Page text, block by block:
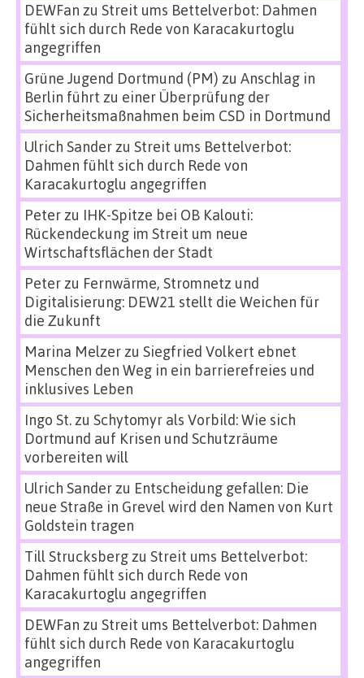
DEWFan zu Streit ums Bettelverbot: Dahmen
fühlt sich durch Rede von Karacakurtoglu
angegriffen
Grüne Jugend Dortmund (PM) zu Anschlag in
Berlin führt zu einer Überprüfung der
Sicherheitsmaßnahmen beim CSD in Dortmund
Ulrich Sanderzu Streit ums Bettelverbot:
Dahmen fühlt sich durch Rede von
Karacakurtoglu angegriffen
Peterzu IHK-Spitze bei OB Kalouti:
Rückendeckung im Streit um neue
Wirtschaftsflächen der Stadt
Peterzu Fernwärme, Stromnetz und
Digitalisierung: DEW21 stellt die Weichen für
die Zukunft
Marina Melzerzu Siegfried Volkert ebnet
Menschen den Weg in ein barrierefreies und
inklusives Leben
Ingo St.zu Schytomyr als Vorbild: Wie sich
Dortmund auf Krisen und Schutzräume
vorbereiten will
Ulrich Sanderzu Entscheidung gefallen: Die
neue Straße in Grevel wird den Namen von Kurt
Goldstein tragen
Till Strucksbergzu Streit ums Bettelverbot:
Dahmen fühlt sich durch Rede von
Karacakurtoglu angegriffen
DEWFan zu Streit ums Bettelverbot: Dahmen
fühlt sich durch Rede von Karacakurtoglu
angegriffen